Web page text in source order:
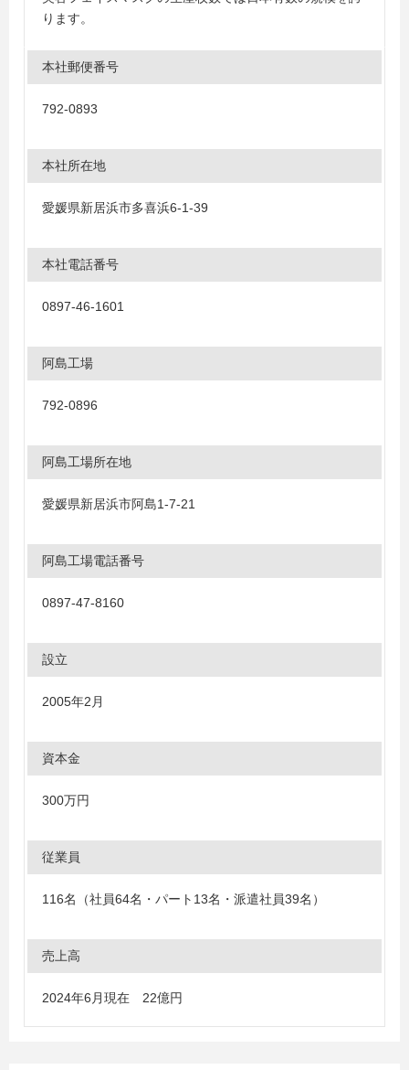
ります。
本社郵便番号
792-0893
本社所在地
愛媛県新居浜市多喜浜6-1-39
本社電話番号
0897-46-1601
阿島工場
792-0896
阿島工場所在地
愛媛県新居浜市阿島1-7-21
阿島工場電話番号
0897-47-8160
設立
2005年2月
資本金
300万円
従業員
116名（社員64名・パート13名・派遣社員39名）
売上高
2024年6月現在 22億円